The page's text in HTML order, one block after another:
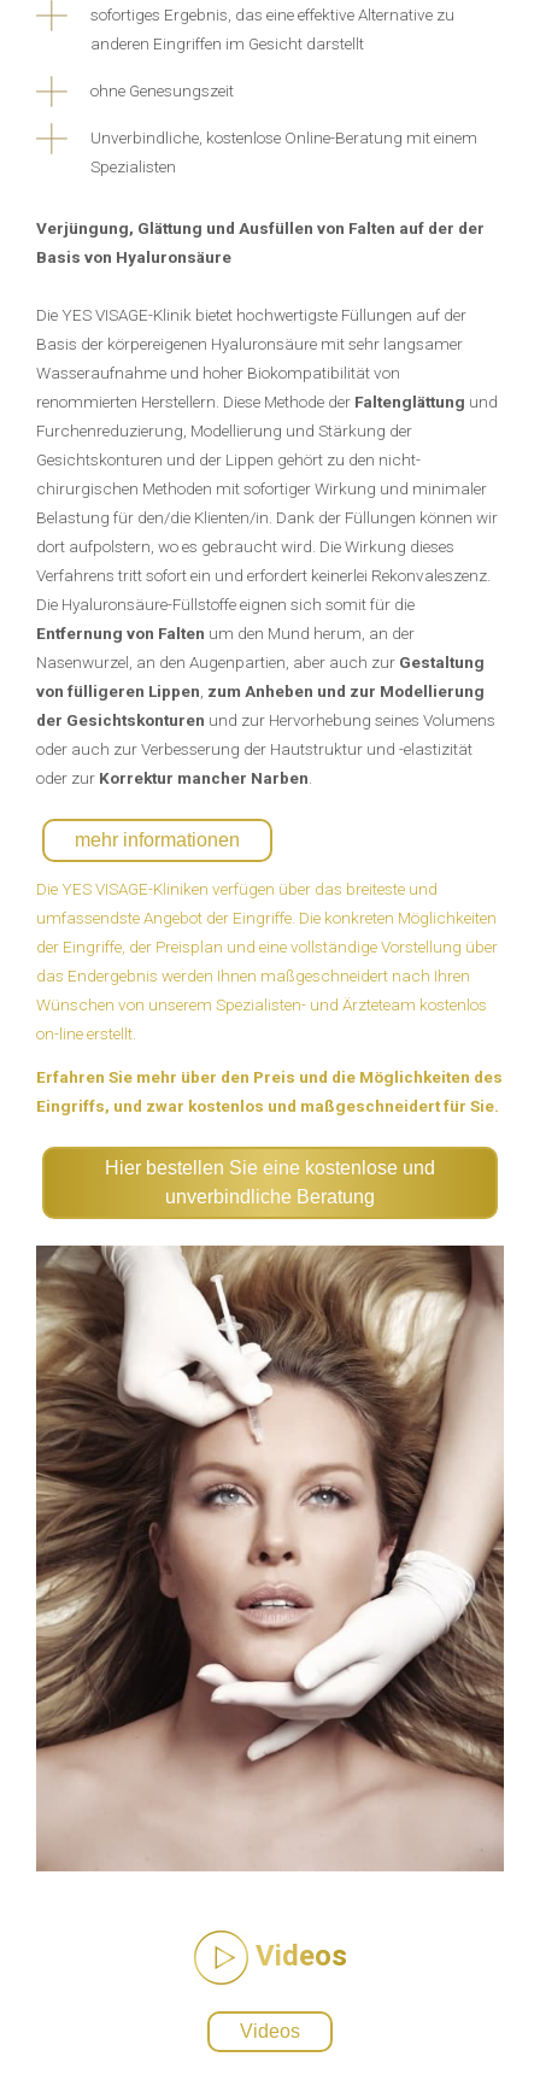
sofortiges Ergebnis, das eine effektive Alternative zu
anderen Eingriffen im Gesicht darstellt
ohne Genesungszeit
Unverbindliche, kostenlose Online-Beratung mit einem
Spezialisten
Verjüngung, Glättung und Ausfüllen von Falten auf der der
Basis von Hyaluronsäure
Die YES VISAGE-Klinik bietet hochwertigste Füllungen auf der
Basis der körpereigenen Hyaluronsäure mit sehr langsamer
Wasseraufnahme und hoher Biokompatibilität von
renommierten Herstellern. Diese Methode der Faltenglättung und
Furchenreduzierung, Modellierung und Stärkung der
Gesichtskonturen und der Lippen gehört zu den nicht-
chirurgischen Methoden mit sofortiger Wirkung und minimaler
Belastung für den/die Klienten/in. Dank der Füllungen können wir
dort aufpolstern, wo es gebraucht wird. Die Wirkung dieses
Verfahrens tritt sofort ein und erfordert keinerlei Rekonvaleszenz.
Die Hyaluronsäure-Füllstoffe eignen sich somit für die
Entfernung von Falten um den Mund herum, an der
Nasenwurzel, an den Augenpartien, aber auch zur Gestaltung
von fülligeren Lippen zum Anheben und zur Modellierung
der Gesichtskonturen und zur Hervorhebung seines Volumens
oder auch zur Verbesserung der Hautstruktur und -elastizität
oder zur Korrektur mancher Narben
mehr informationen
Die YES VISAGE-Kliniken verfügen über das breiteste und
umfassendste Angebot der Eingriffe. Die konkreten Möglichkeiten
der Eingriffe, der Preisplan und eine vollständige Vorstellung über
das Endergebnis werden Ihnen maßgeschneidert nach Ihren
Wünschen von unserem Spezialisten- und Ärzteteam kostenlos
on-line erstellt.
Erfahren Sie mehr über den Preis und die Möglichkeiten des
Eingriffs, und zwar kostenlos und maßgeschneidert für Sie.
Hier bestellen Sie eine kostenlose und
unverbindliche Beratung
Videos
Videos